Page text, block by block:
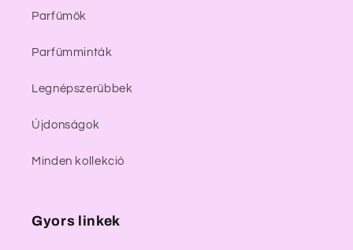
Parfümök
Parfümminták
Legnépszerűbbek
Újdonságok
Minden kollekció
Gyors linkek